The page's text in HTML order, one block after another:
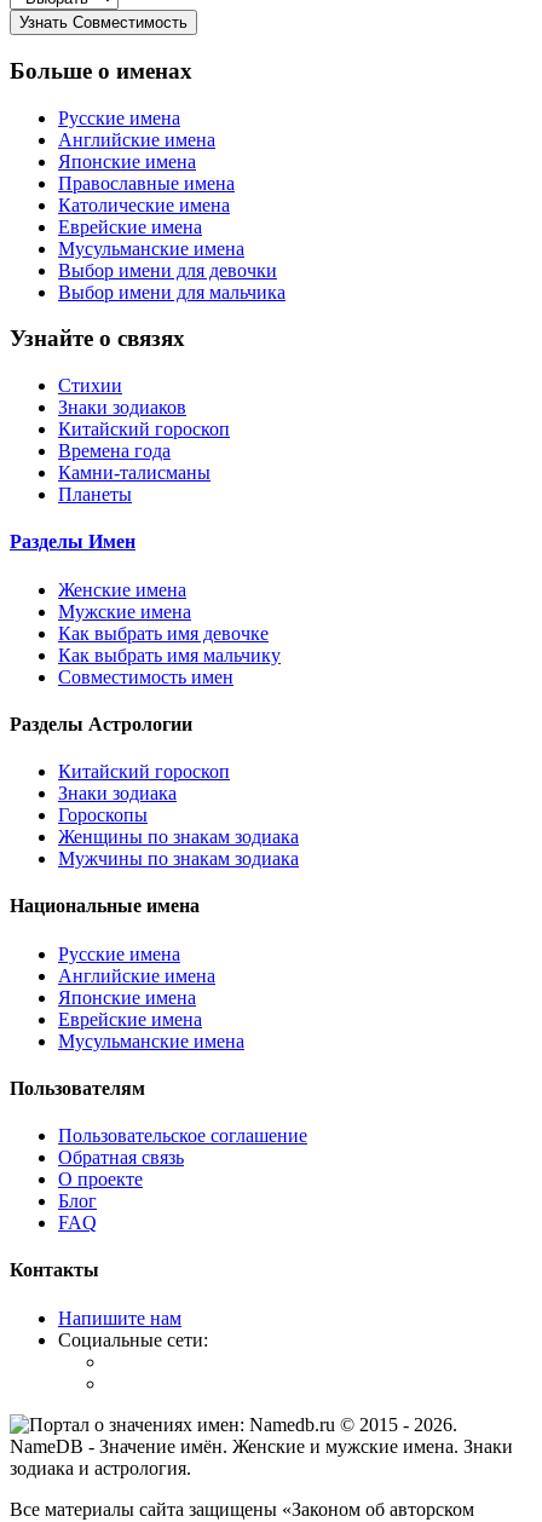
Больше о именах
Русские имена
Английские имена
Японские имена
Православные имена
Католические имена
Еврейские имена
Мусульманские имена
Выбор имени для девочки
Выбор имени для мальчика
Узнайте о связях
Стихии
Знаки зодиаков
Китайский гороскоп
Времена года
Камни-талисманы
Планеты
Разделы Имен
Женские имена
Мужские имена
Как выбрать имя девочке
Как выбрать имя мальчику
Совместимость имен
Разделы Астрологии
Китайский гороскоп
Знаки зодиака
Гороскопы
Женщины по знакам зодиака
Мужчины по знакам зодиака
Национальные имена
Русские имена
Английские имена
Японские имена
Еврейские имена
Мусульманские имена
Пользователям
Пользовательское соглашение
Обратная связь
О проекте
Блог
FAQ
Контакты
Напишите нам
Социальные сети:
© 2015 - 2026.
NameDB - Значение имён. Женские и мужские имена. Знаки
зодиака и астрология.
Все материалы сайта защищены «Законом об авторском